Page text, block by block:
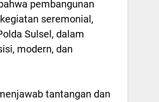
pembangunan
seremonial,
Sulsel, dalam
modern, dan
tantangan dan